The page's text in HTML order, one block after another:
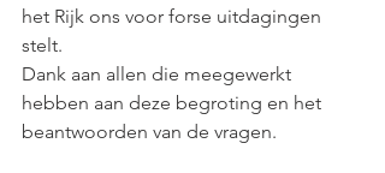
het Rijk ons voor forse uitdagingen
stelt.
Dank aan allen die meegewerkt
hebben aan deze begroting en het
beantwoorden van de vragen.